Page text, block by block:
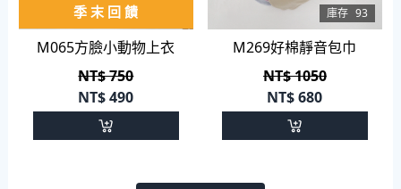
庫存
季 末 回 饋
M065方臉小動物上衣
NT$ 750
NT$490
庫存 93
M269好棉靜音包巾
NT$ 1050
NT$680